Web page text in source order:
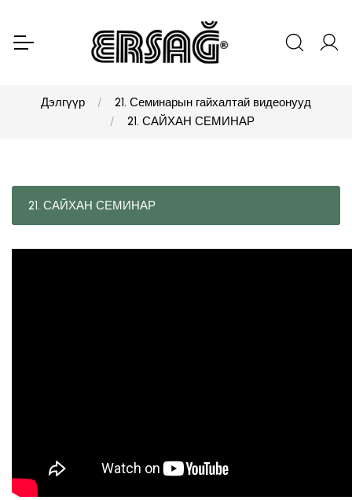
Дэлгүүр
21. Семинарын гайхалтай видеонууд
21. САЙХАН СЕМИНАР
21. САЙХАН СЕМИНАР